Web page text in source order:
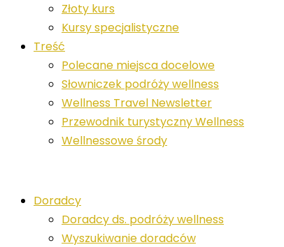
Złoty kurs
Kursy specjalistyczne
Treść
Polecane miejsca docelowe
Słowniczek podróży wellness
Wellness Travel Newsletter
Przewodnik turystyczny Wellness
Wellnessowe środy
Doradcy
Doradcy ds. podróży wellness
Wyszukiwanie doradców